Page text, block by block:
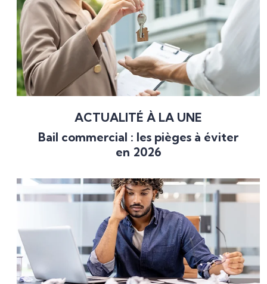
ACTUALITÉ À LA UNE
Bail commercial : les pièges à éviter
en 2026